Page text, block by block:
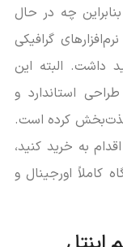
چه در حال
گرافیکی
داشت. البته این
استاندارد و
لذت‌بخش کرده است.
اقدام به خرید کنید،
کاملاً اورجینال و